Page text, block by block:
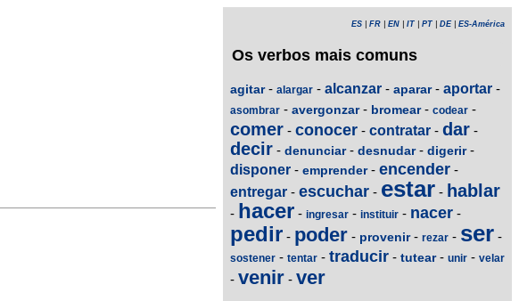
ES FR EN IT PT DE| ES-América
Os verbos mais comuns
agitar- alargar - alcanzar - aparar- aportar -
asombrar - avergonzar- bromear- codear -
comer - conocer - contratar - dar -
decir - denunciar- desnudar- digerir-
disponer - emprender- encender -
entregar - escuchar - estar - hablar
- hacer - ingresar - instituir - nacer -
pedir - poder - provenir- rezar - ser -
sostener - tentar - traducir - tutear- unir - velar
- venir - ver